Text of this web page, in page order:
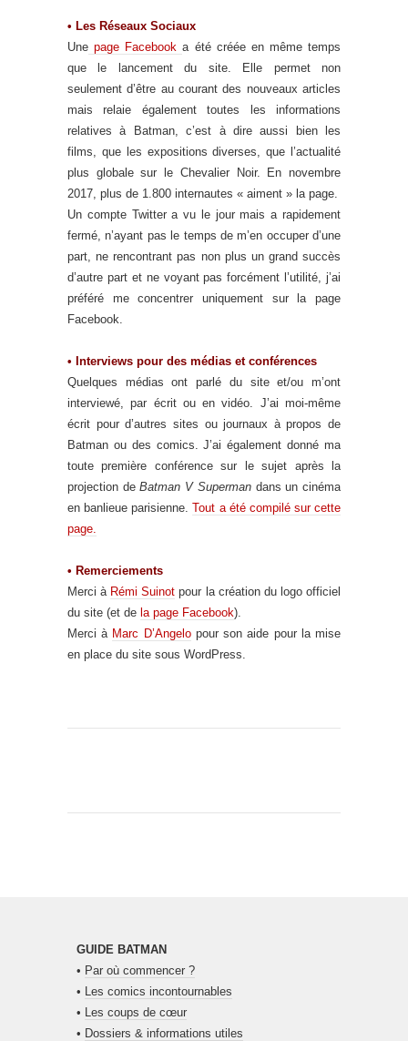
• Les Réseaux Sociaux
Une page Facebooka été créée en même temps
que le lancement du site. Elle permet non
seulement d’être au courant des nouveaux articles
mais relaie également toutes les informations
relatives à Batman, c’est à dire aussi bien les
films, que les expositions diverses, que l’actualité
plus globale sur le Chevalier Noir. En novembre
2017, plus de 1.800 internautes « aiment » la page.
Un compte Twitter a vu le jour mais a rapidement
fermé, n’ayant pas le temps de m’en occuper d’une
part, ne rencontrant pas non plus un grand succès
d’autre part et ne voyant pas forcément l’utilité, j’ai
préféré me concentrer uniquement sur la page
Facebook.
• Interviews pour des médias et conférences
Quelques médias ont parlé du site et/ou m’ont
interviewé, par écrit ou en vidéo. J’ai moi-même
écrit pour d’autres sites ou journaux à propos de
Batman ou des comics. J’ai également donné ma
toute première conférence sur le sujet après la
projection deBatman V Supermandans un cinéma
en banlieue parisienne.Tout a été compilé sur cette
page.
• Remerciements
Merci à Rémi Suinot pour la création du logo officiel
du site (et de la page Facebook).
Merci à Marc D’Angelopour son aide pour la mise
en place du site sous WordPress.
GUIDE BATMAN
• Par où commencer ?
• Les comics incontournables
• Les coups de cœur
• Dossiers & informations utiles